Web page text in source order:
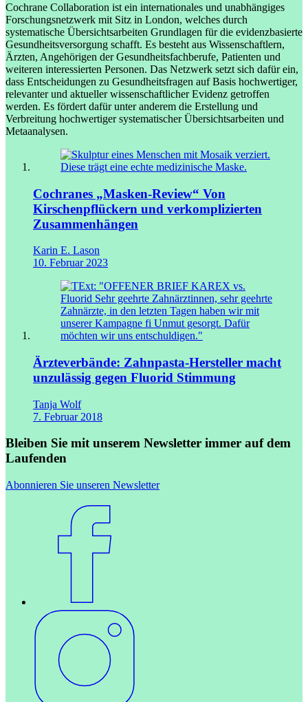
Cochrane Collaboration ist ein internationales und unabhängiges
Forschungsnetzwerk mit Sitz in London, welches durch
systematische Übersichtsarbeiten Grundlagen für die evidenzbasierte
Gesundheitsversorgung schafft. Es besteht aus Wissenschaftlern,
Ärzten, Angehörigen der Gesundheitsfachberufe, Patienten und
weiteren interessierten Personen. Das Netzwerk setzt sich dafür ein,
dass Entscheidungen zu Gesundheitsfragen auf Basis hochwertiger,
relevanter und aktueller wissenschaftlicher Evidenz getroffen
werden. Es fördert dafür unter anderem die Erstellung und
Verbreitung hochwertiger systematischer Übersichtsarbeiten und
Metaanalysen.
Cochranes „Masken-Review“ Von
Kirschenpflückern und verkomplizierten
Zusammenhängen
Karin E. Lason
10. Februar 2023
Ärzteverbände: Zahnpasta-Hersteller macht
unzulässig gegen Fluorid Stimmung
Tanja Wolf
7. Februar 2018
Bleiben Sie mit unserem Newsletter immer auf dem
Laufenden
Abonnieren Sie unseren Newsletter